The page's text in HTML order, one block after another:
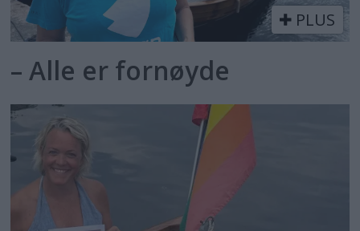
PLUS
– Alle er fornøyde